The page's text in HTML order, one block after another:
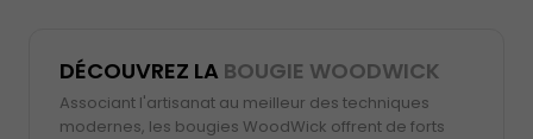
DÉCOUVREZ LA BOUGIE WOODWICK
Associant l'artisanat au meilleur des techniques
modernes, les bougies WoodWick offrent de forts